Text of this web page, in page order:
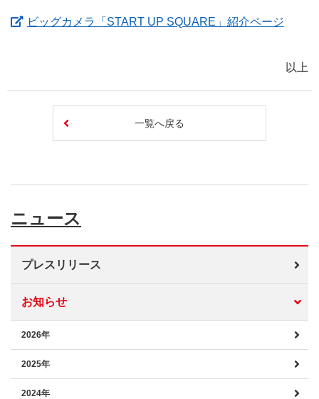
ビッグカメラ「START UP SQUARE」紹介ページ（新
以上
一覧へ戻る
ニュース
プレスリリース
お知らせ
2026年
2025年
2024年